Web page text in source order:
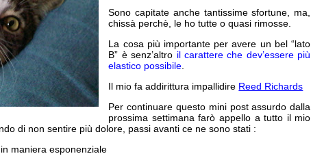
Sono capitate anche tantissime sfortune, ma,
chissà perchè, le ho tutte o quasi rimosse.
La cosa più importante per avere un bel “lato
B” è senz’altro il carattere che dev’essere più
elastico possibile
Il mio fa addirittura impallidire Reed Richards
Per continuare questo mini post assurdo dalla
prossima settimana farò appello a tutto il mio
di non sentire più dolore, passi avanti ce ne sono stati :
maniera esponenziale